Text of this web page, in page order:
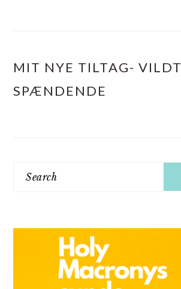
MIT NYE TILTAG- VILDT
SPÆNDENDE
Search